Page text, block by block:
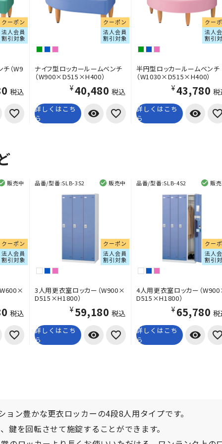
クーポン
法人会員
割引対象
（W9
税込
クーポン
法人会員
割引対象
ナイフ型ロッカールームベンチ
（W900×D515×H400）
¥40,480 税込
詳しくはこち
ら
visibility
クー
法人
割引
半円型ロッカールームベンチ
（W1030×D515×H400）
¥43,780 税
詳しくはこち
ら
visibility
販売中
クーポン
法人会員
割引対象
税込
品番/型番:SLB-3S2 販売中
クーポン
法人会員
割引対象
3人用更衣室ロッカー（W900×
D515×H1800）
¥59,180 税込
詳しくはこち
ら
visibility
品番/型番:SLB-4S2 販
クー
法人
割引
4人用更衣室ロッカー（
D515×H1800）
¥65,780 税
詳しくはこち
ら
visibility
ン豊かな更衣ロッカーの4段8人用タイプです。
鍵を回転させて施錠することができます。